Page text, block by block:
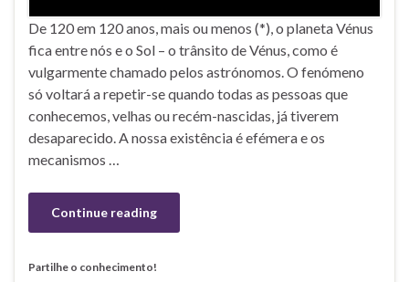
De 120 em 120 anos, mais ou menos (*), o planeta Vénus
fica entre nós e o Sol – o trânsito de Vénus, como é
vulgarmente chamado pelos astrónomos. O fenómeno
só voltará a repetir-se quando todas as pessoas que
conhecemos, velhas ou recém-nascidas, já tiverem
desaparecido. A nossa existência é efémera e os
mecanismos …
Continue reading
Partilhe o conhecimento!